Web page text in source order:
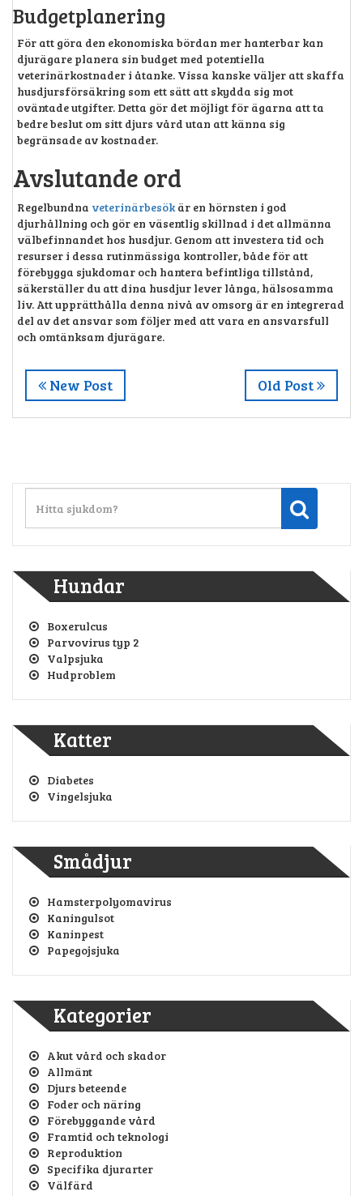
Budgetplanering
För att göra den ekonomiska bördan mer hanterbar kan
djurägare planera sin budget med potentiella
veterinärkostnader i åtanke. Vissa kanske väljer att skaffa
husdjursförsäkring som ett sätt att skydda sig mot
oväntade utgifter. Detta gör det möjligt för ägarna att ta
bedre beslut om sitt djurs vård utan att känna sig
begränsade av kostnader.
Avslutande ord
Regelbundna veterinärbesökär en hörnsten i god
djurhållning och gör en väsentlig skillnad i det allmänna
välbefinnandet hos husdjur. Genom att investera tid och
resurser i dessa rutinmässiga kontroller, både för att
förebygga sjukdomar och hantera befintliga tillstånd,
säkerställer du att dina husdjur lever långa, hälsosamma
liv. Att upprätthålla denna nivå av omsorg är en integrerad
del av det ansvar som följer med att vara en ansvarsfull
och omtänksam djurägare.
New Post Old Post
Hundar
Boxerulcus
Parvovirus typ 2
Valpsjuka
Hudproblem
Katter
Diabetes
Vingelsjuka
Smådjur
Hamsterpolyomavirus
Kaningulsot
Kaninpest
Papegojsjuka
Kategorier
Akut vård och skador
Allmänt
Djurs beteende
Foder och näring
Förebyggande vård
Framtid och teknologi
Reproduktion
Specifika djurarter
Välfärd